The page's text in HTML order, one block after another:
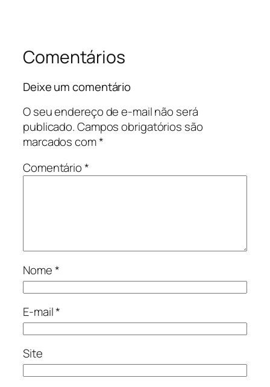
Comentários
Deixe um comentário
O seu endereço de e-mail não será
publicado.Campos obrigatórios são
marcados com*
Comentário*
Nome*
E-mail*
Site